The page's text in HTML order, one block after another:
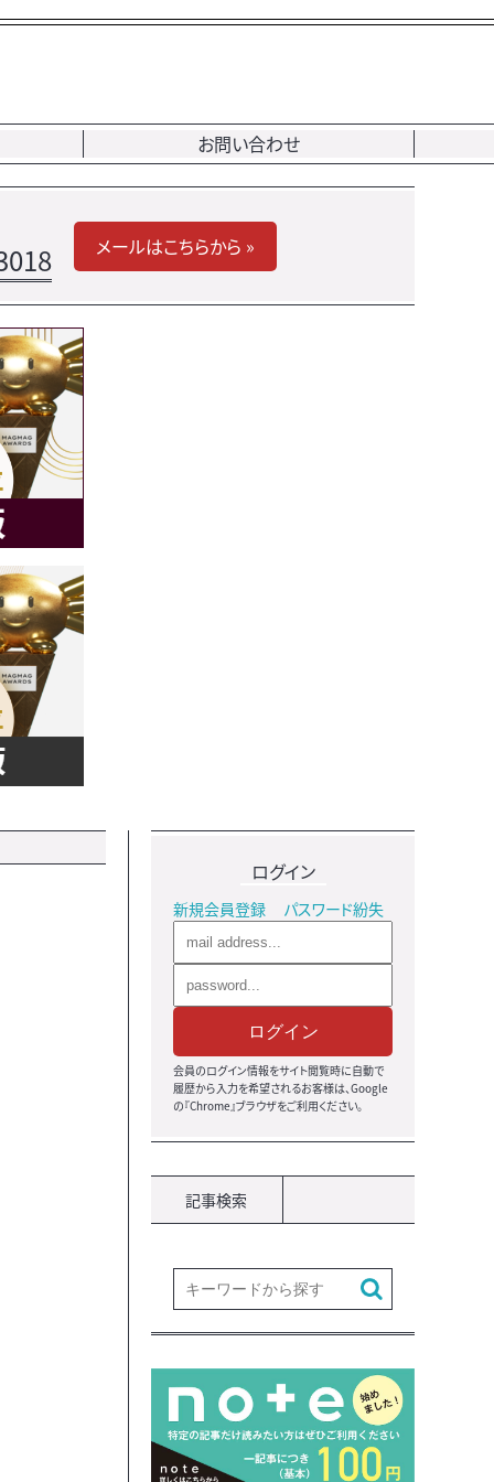
お問い合わせ
メールはこちらから »
ログイン
新規会員登録 パスワード紛失
ログイン
会員のログイン情報をサイト閲覧時に自動で
履歴から入力を希望されるお客様は、Google
の『Chrome』ブラウザをご利用ください。
記事検索